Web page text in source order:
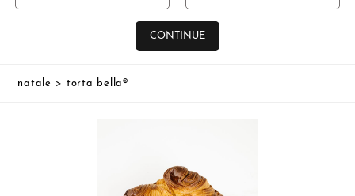
CONTINUE
natale > torta bella®